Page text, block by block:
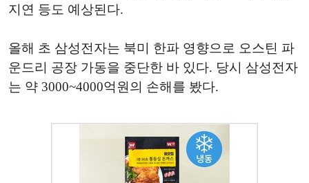
지연 등도 예상된다.
올해 초 삼성전자는 북미 한파 영향으로 오스틴 파
운드리 공장 가동을 중단한 바 있다. 당시 삼성전자
는 약 3000~4000억원의 손해를 봤다.